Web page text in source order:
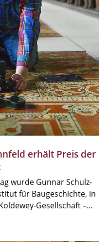
erhält Preis der
wurde Gunnar Schulz-
für Baugeschichte, in
Gesellschaft –…